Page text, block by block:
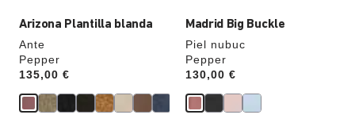
Arizona Plantilla blanda
Ante
Pepper
Price:
135,00 €
Madrid Big Buckle
Piel nubuc
Pepper
Price:
130,00 €